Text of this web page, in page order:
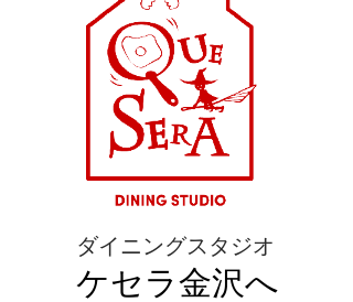
ダイニングスタジオ
ケセラ金沢へ